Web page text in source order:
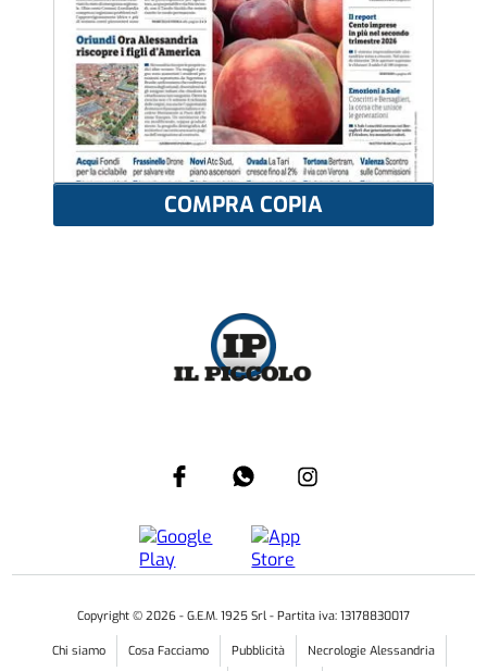
COMPRA COPIA
Copyright © 2026 - G.E.M. 1925 Srl - Partita iva: 13178830017
Chi siamo Cosa Facciamo Pubblicità
Necrologie Alessandria